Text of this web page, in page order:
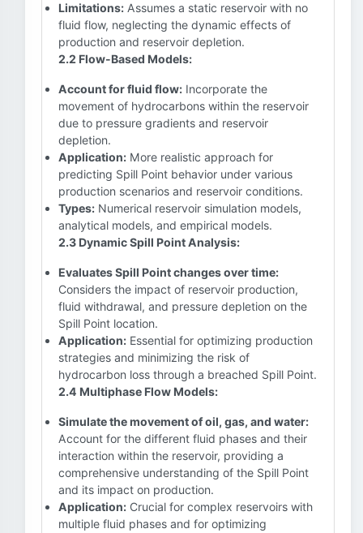
Limitations: Assumes a static reservoir with no
fluid flow, neglecting the dynamic effects of
production and reservoir depletion.
2.2 Flow-Based Models:
Account for fluid flow: Incorporate the
movement of hydrocarbons within the reservoir
due to pressure gradients and reservoir
depletion.
Application: More realistic approach for
predicting Spill Point behavior under various
production scenarios and reservoir conditions.
Types: Numerical reservoir simulation models,
analytical models, and empirical models.
2.3 Dynamic Spill Point Analysis:
Evaluates Spill Point changes over time:
Considers the impact of reservoir production,
fluid withdrawal, and pressure depletion on the
Spill Point location.
Application: Essential for optimizing production
strategies and minimizing the risk of
hydrocarbon loss through a breached Spill Point.
2.4 Multiphase Flow Models:
Simulate the movement of oil, gas, and water:
Account for the different fluid phases and their
interaction within the reservoir, providing a
comprehensive understanding of the Spill Point
and its impact on production.
Application: Crucial for complex reservoirs with
multiple fluid phases and for optimizing